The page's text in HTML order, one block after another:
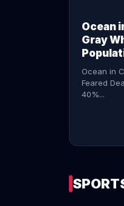
Ocean
Gray
Ocean in
Feared
40%...